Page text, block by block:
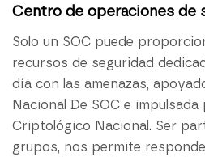
Centro de operaciones de
Solo un SOC puede
recursos de seguridad
día con las amenazas,
Nacional De SOC e
Criptológico Nacional. Ser
grupos, nos permite